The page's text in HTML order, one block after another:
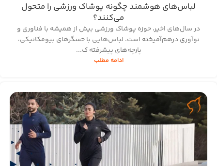
لباس‌های هوشمند چگونه پوشاک ورزشی را متحول
می‌کنند؟
در سال‌های اخیر، حوزه پوشاک ورزشی بیش از همیشه با فناوری و
نوآوری درهم‌آمیخته است. لباس‌هایی با حسگرهای بیومکانیکی،
پارچه‌های پیشرفته ک...
ادامه مطلب